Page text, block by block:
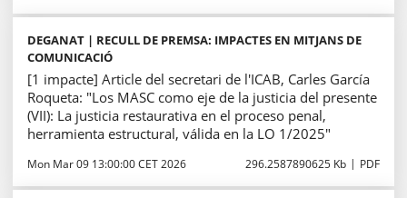
DEGANAT | RECULL DE PREMSA: IMPACTES EN MITJANS DE
COMUNICACIÓ
[1 impacte] Article del secretari de l'ICAB, Carles García
Roqueta: "Los MASC como eje de la justicia del presente
(VII): La justicia restaurativa en el proceso penal,
herramienta estructural, válida en la LO 1/2025"
Mon Mar 09 13:00:00 CET 2026 296.2587890625 Kb PDF